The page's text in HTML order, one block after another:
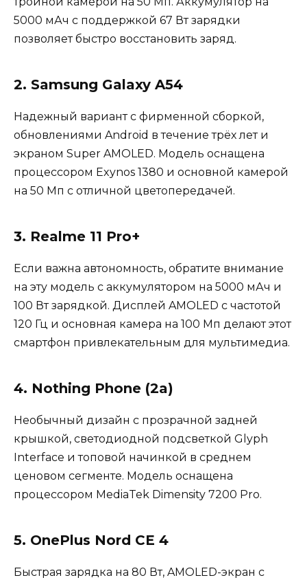
5000 мАч с поддержкой 67 Вт зарядки
позволяет быстро восстановить заряд.
2. Samsung Galaxy A54
Надежный вариант с фирменной сборкой,
обновлениями Android в течение трёх лет и
экраном Super AMOLED. Модель оснащена
процессором Exynos 1380 и основной камерой
на 50 Мп с отличной цветопередачей.
3. Realme 11 Pro+
Если важна автономность, обратите внимание
на эту модель с аккумулятором на 5000 мАч и
100 Вт зарядкой. Дисплей AMOLED с частотой
120 Гц и основная камера на 100 Мп делают этот
смартфон привлекательным для мультимедиа.
4. Nothing Phone (2a)
Необычный дизайн с прозрачной задней
крышкой, светодиодной подсветкой Glyph
Interface и топовой начинкой в среднем
ценовом сегменте. Модель оснащена
процессором MediaTek Dimensity 7200 Pro.
5. OnePlus Nord CE 4
Быстрая зарядка на 80 Вт, AMOLED-экран с